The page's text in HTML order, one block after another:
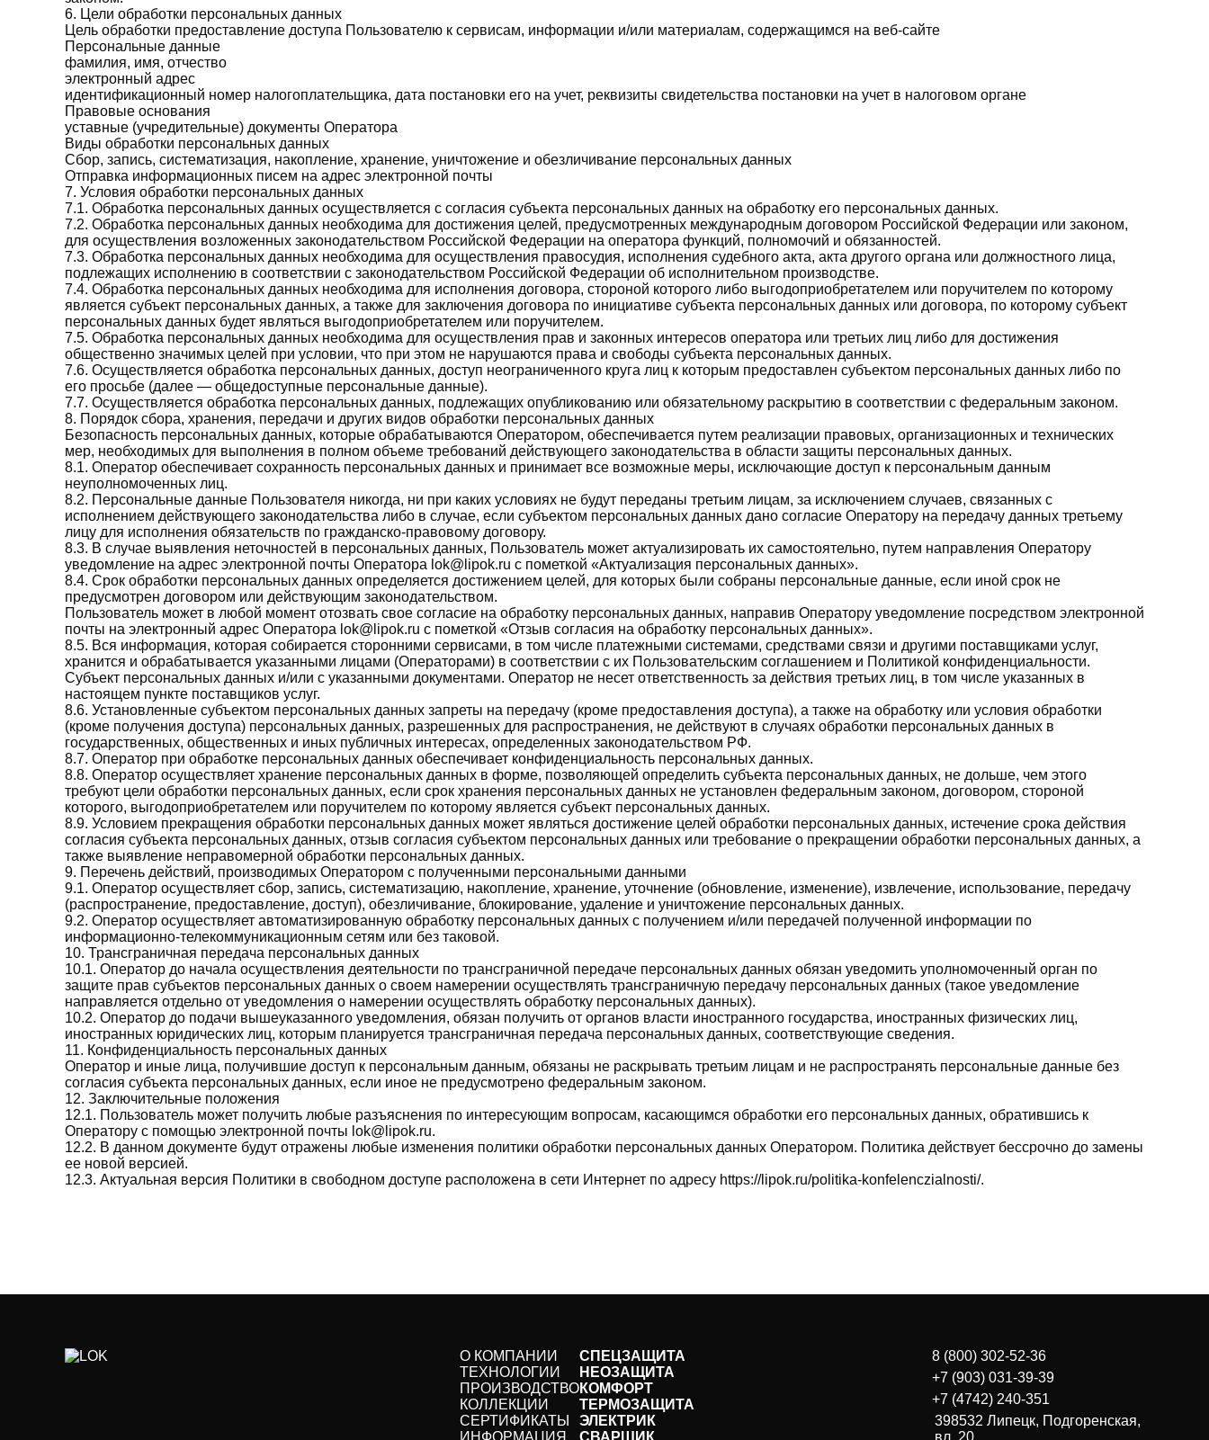
6. Цели обработки персональных данных
Цель обработки предоставление доступа Пользователю к сервисам, информации и/или материалам, содержащимся на веб-сайте
Персональные данные
фамилия, имя, отчество
электронный адрес
идентификационный номер налогоплательщика, дата постановки его на учет, реквизиты свидетельства постановки на учет в налоговом органе
Правовые основания
уставные (учредительные) документы Оператора
Виды обработки персональных данных
Сбор, запись, систематизация, накопление, хранение, уничтожение и обезличивание персональных данных
Отправка информационных писем на адрес электронной почты
7. Условия обработки персональных данных
7.1. Обработка персональных данных осуществляется с согласия субъекта персональных данных на обработку его персональных данных.
7.2. Обработка персональных данных необходима для достижения целей, предусмотренных международным договором Российской Федерации или законом,
для осуществления возложенных законодательством Российской Федерации на оператора функций, полномочий и обязанностей.
7.3. Обработка персональных данных необходима для осуществления правосудия, исполнения судебного акта, акта другого органа или должностного лица,
подлежащих исполнению в соответствии с законодательством Российской Федерации об исполнительном производстве.
7.4. Обработка персональных данных необходима для исполнения договора, стороной которого либо выгодоприобретателем или поручителем по которому
является субъект персональных данных, а также для заключения договора по инициативе субъекта персональных данных или договора, по которому субъект
персональных данных будет являться выгодоприобретателем или поручителем.
7.5. Обработка персональных данных необходима для осуществления прав и законных интересов оператора или третьих лиц либо для достижения
общественно значимых целей при условии, что при этом не нарушаются права и свободы субъекта персональных данных.
7.6. Осуществляется обработка персональных данных, доступ неограниченного круга лиц к которым предоставлен субъектом персональных данных либо по
его просьбе (далее — общедоступные персональные данные).
7.7. Осуществляется обработка персональных данных, подлежащих опубликованию или обязательному раскрытию в соответствии с федеральным законом.
8. Порядок сбора, хранения, передачи и других видов обработки персональных данных
Безопасность персональных данных, которые обрабатываются Оператором, обеспечивается путем реализации правовых, организационных и технических
мер, необходимых для выполнения в полном объеме требований действующего законодательства в области защиты персональных данных.
8.1. Оператор обеспечивает сохранность персональных данных и принимает все возможные меры, исключающие доступ к персональным данным
неуполномоченных лиц.
8.2. Персональные данные Пользователя никогда, ни при каких условиях не будут переданы третьим лицам, за исключением случаев, связанных с
исполнением действующего законодательства либо в случае, если субъектом персональных данных дано согласие Оператору на передачу данных третьему
лицу для исполнения обязательств по гражданско-правовому договору.
8.3. В случае выявления неточностей в персональных данных, Пользователь может актуализировать их самостоятельно, путем направления Оператору
уведомление на адрес электронной почты Оператора lok@lipok.ru с пометкой «Актуализация персональных данных».
8.4. Срок обработки персональных данных определяется достижением целей, для которых были собраны персональные данные, если иной срок не
предусмотрен договором или действующим законодательством.
Пользователь может в любой момент отозвать свое согласие на обработку персональных данных, направив Оператору уведомление посредством электронной
почты на электронный адрес Оператора lok@lipok.ru с пометкой «Отзыв согласия на обработку персональных данных».
8.5. Вся информация, которая собирается сторонними сервисами, в том числе платежными системами, средствами связи и другими поставщиками услуг,
хранится и обрабатывается указанными лицами (Операторами) в соответствии с их Пользовательским соглашением и Политикой конфиденциальности.
Субъект персональных данных и/или с указанными документами. Оператор не несет ответственность за действия третьих лиц, в том числе указанных в
настоящем пункте поставщиков услуг.
8.6. Установленные субъектом персональных данных запреты на передачу (кроме предоставления доступа), а также на обработку или условия обработки
(кроме получения доступа) персональных данных, разрешенных для распространения, не действуют в случаях обработки персональных данных в
государственных, общественных и иных публичных интересах, определенных законодательством РФ.
8.7. Оператор при обработке персональных данных обеспечивает конфиденциальность персональных данных.
8.8. Оператор осуществляет хранение персональных данных в форме, позволяющей определить субъекта персональных данных, не дольше, чем этого
требуют цели обработки персональных данных, если срок хранения персональных данных не установлен федеральным законом, договором, стороной
которого, выгодоприобретателем или поручителем по которому является субъект персональных данных.
8.9. Условием прекращения обработки персональных данных может являться достижение целей обработки персональных данных, истечение срока действия
согласия субъекта персональных данных, отзыв согласия субъектом персональных данных или требование о прекращении обработки персональных данных, а
также выявление неправомерной обработки персональных данных.
9. Перечень действий, производимых Оператором с полученными персональными данными
9.1. Оператор осуществляет сбор, запись, систематизацию, накопление, хранение, уточнение (обновление, изменение), извлечение, использование, передачу
(распространение, предоставление, доступ), обезличивание, блокирование, удаление и уничтожение персональных данных.
9.2. Оператор осуществляет автоматизированную обработку персональных данных с получением и/или передачей полученной информации по
информационно-телекоммуникационным сетям или без таковой.
10. Трансграничная передача персональных данных
10.1. Оператор до начала осуществления деятельности по трансграничной передаче персональных данных обязан уведомить уполномоченный орган по
защите прав субъектов персональных данных о своем намерении осуществлять трансграничную передачу персональных данных (такое уведомление
направляется отдельно от уведомления о намерении осуществлять обработку персональных данных).
10.2. Оператор до подачи вышеуказанного уведомления, обязан получить от органов власти иностранного государства, иностранных физических лиц,
иностранных юридических лиц, которым планируется трансграничная передача персональных данных, соответствующие сведения.
11. Конфиденциальность персональных данных
Оператор и иные лица, получившие доступ к персональным данным, обязаны не раскрывать третьим лицам и не распространять персональные данные без
согласия субъекта персональных данных, если иное не предусмотрено федеральным законом.
12. Заключительные положения
12.1. Пользователь может получить любые разъяснения по интересующим вопросам, касающимся обработки его персональных данных, обратившись к
Оператору с помощью электронной почты lok@lipok.ru.
12.2. В данном документе будут отражены любые изменения политики обработки персональных данных Оператором. Политика действует бессрочно до замены
ее новой версией.
12.3. Актуальная версия Политики в свободном доступе расположена в сети Интернет по адресу https://lipok.ru/politika-konfelenczialnosti/.
О КОМПАНИИ
ТЕХНОЛОГИИ
ПРОИЗВОДСТВО
КОЛЛЕКЦИИ
СЕРТИФИКАТЫ
ИНФОРМАЦИЯ
СПЕЦЗАЩИТА
НЕОЗАЩИТА
КОМФОРТ
ТЕРМОЗАЩИТА
ЭЛЕКТРИК
СВАРЩИК
8 (800) 302-52-36
+7 (903) 031-39-39
+7 (4742) 240-351
398532 Липецк, Подгоренская,
вл. 20